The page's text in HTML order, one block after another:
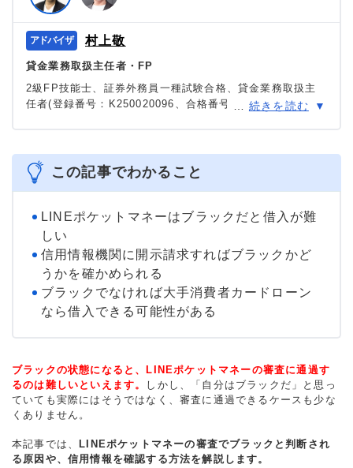
村上敬
貸金業務取扱主任者・FP
2級FP技能士、証券外務員一種試験合格、貸金業務取扱主
任者(登録番号：K250020096、合格番号：第F241000177
ン、FX、不動産、保険など、多くの金融領域における情報
メディアの編集・監修に携わり、実績は計2000本以上。ロ
ーン利用者へのインタビューなども多数実施し、専門知識
＞＞公式ページ
続きを読む
この記事でわかること
LINEポケットマネーはブラックだと借入が難
しい
信用情報機関に開示請求すればブラックかど
うかを確かめられる
ブラックでなければ大手消費者カードローン
なら借入できる可能性がある
ブラックの状態になると、LINEポケットマネーの審査に通過す
るのは難しいといえます。
しかし、「自分はブラックだ」と思っ
ていても実際にはそうではなく、審査に通過できるケースも少な
くありません。
本記事では、
LINEポケットマネーの審査でブラックと判断され
る原因や、信用情報を確認する方法を解説します。